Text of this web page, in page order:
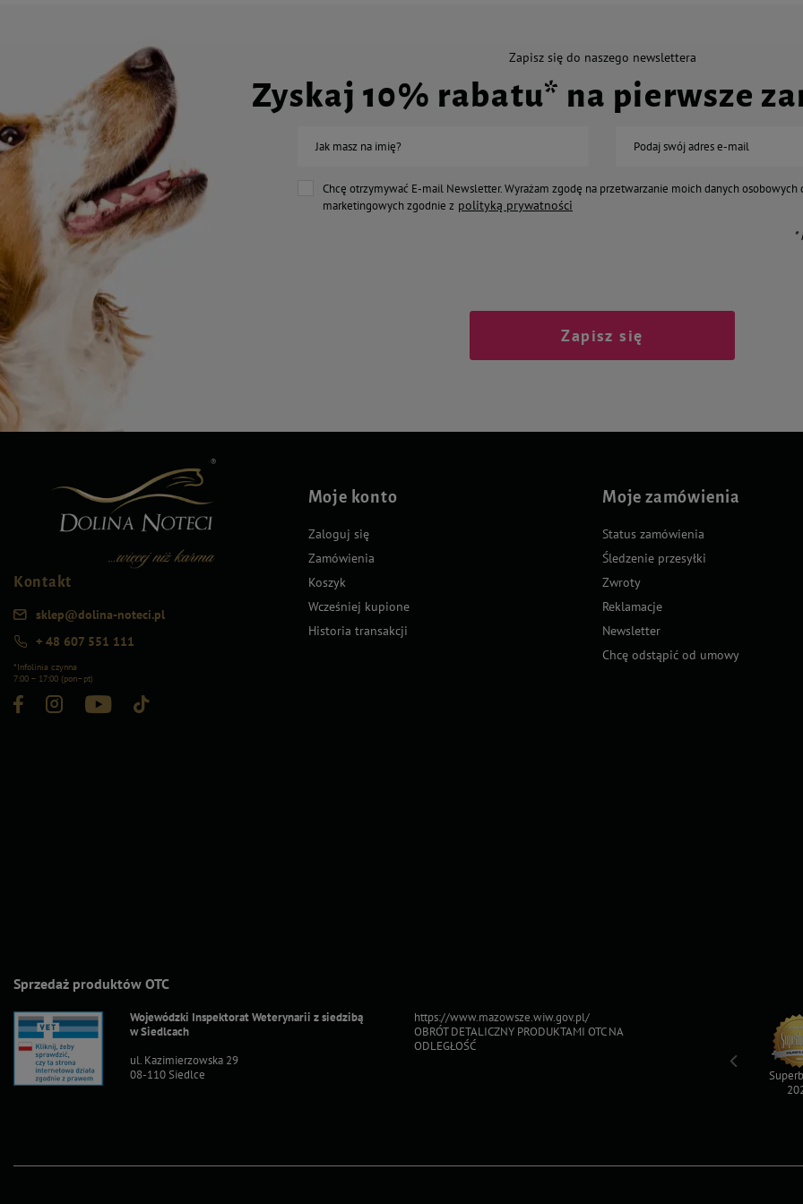
Zapisz się do naszego newslettera
Zyskaj 10% rabatu* na pierwsze
Jak masz na imię? Podaj swój adres e-mail
Chcę otrzymywać E-mail Newsletter. Wyrażam zgodę na przetwarzanie moich danych osobowych
marketingowych zgodnie z polityką prywatności
*
Zapisz się
Kontakt
sklep@dolina-noteci.pl
+ 48 607 551 111
*Infolinia czynna
7:00 – 17:00 (pon–pt)
Moje konto
Zaloguj się
Zamówienia
Koszyk
Wcześniej kupione
Historia transakcji
Moje zamówienia
Status zamówienia
Śledzenie przesyłki
Zwroty
Reklamacje
Newsletter
Chcę odstąpić od umowy
Sprzedaż produktów OTC
Wojewódzki Inspektorat Weterynarii z siedzibą
w Siedlcach
ul. Kazimierzowska 29
08-110 Siedlce
https://www.mazowsze.wiw.gov.pl/
OBRÓT DETALICZNY PRODUKTAMI OTC NA
ODLEGŁOŚĆ